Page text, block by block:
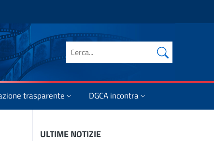
Cerca nel sito
trasparente DGCA incontra
ULTIME NOTIZIE